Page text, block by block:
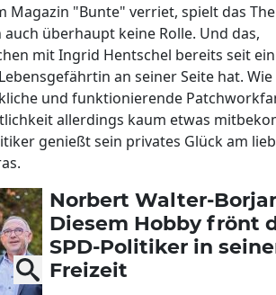
Magazin "Bunte" verriet, spielt das
überhaupt keine Rolle. Und das,
mit Ingrid Hentschel bereits seit
an seiner Seite hat. Wie
und funktionierende
allerdings kaum etwas
genießt sein privates Glück am
Norbert Walter-
Diesem Hobby frönt
SPD-Politiker in
Freizeit